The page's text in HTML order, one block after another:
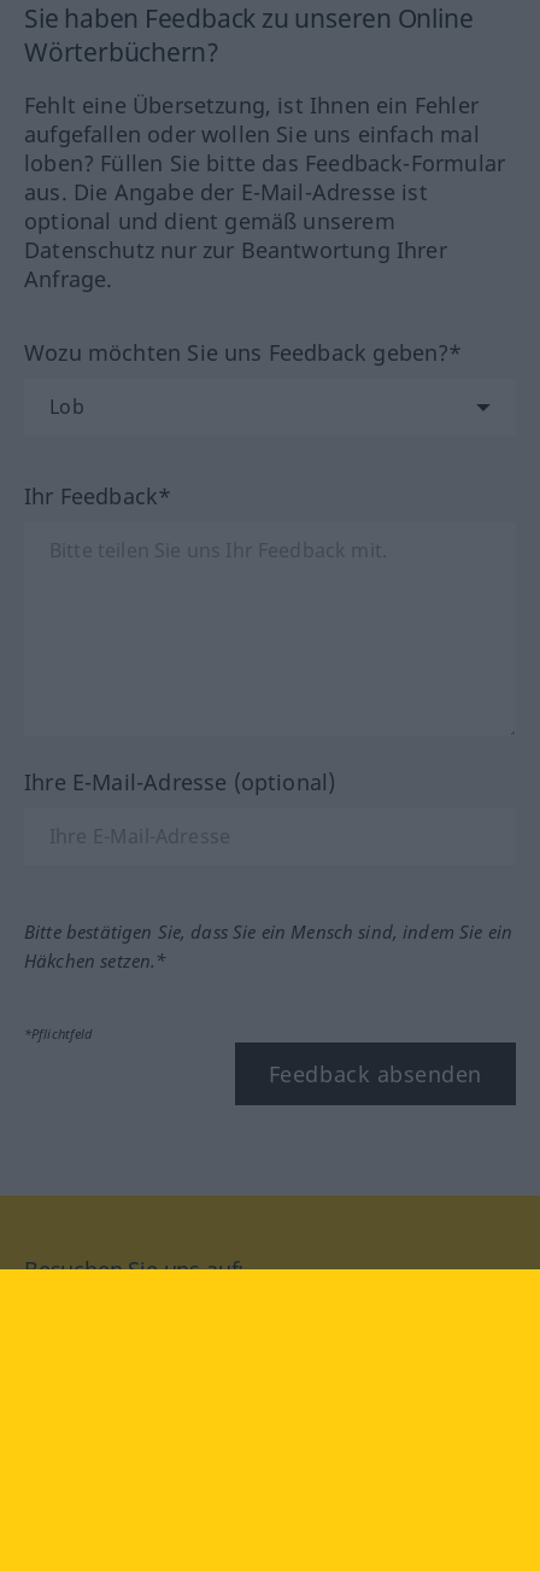
Sie haben Feedback zu unseren Online
Wörterbüchern?
Fehlt eine Übersetzung, ist Ihnen ein Fehler
aufgefallen oder wollen Sie uns einfach mal
loben? Füllen Sie bitte das Feedback-Formular
aus. Die Angabe der E-Mail-Adresse ist
optional und dient gemäß unserem
Datenschutz nur zur Beantwortung Ihrer
Anfrage.
Wozu möchten Sie uns Feedback geben?*
Ihr Feedback*
Ihre E-Mail-Adresse (optional)
Bitte bestätigen Sie, dass Sie ein Mensch sind, indem Sie ein
Häkchen setzen.*
*Pflichtfeld
Feedback absenden
Besuchen Sie uns auf: